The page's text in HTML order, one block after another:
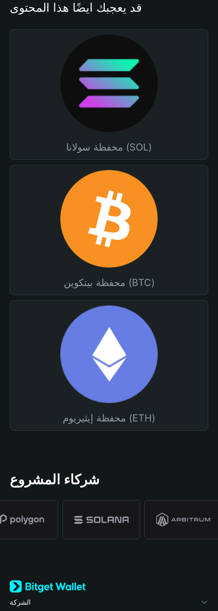
قد يعجبك أيضًا هذا المحتوى
محفظة سولانا (SOL)
محفظة بيتكوين (BTC)
محفظة إيثيريوم (ETH)
شركاء المشروع
الشركة